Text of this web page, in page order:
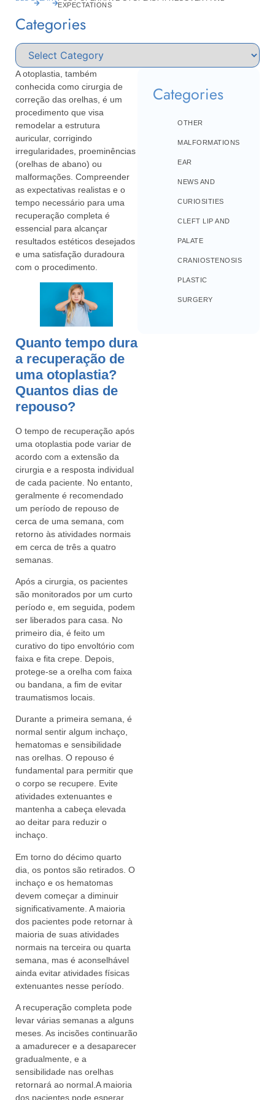
EXPECTATIONS
Categories
A otoplastia, também
conhecida como cirurgia de
correção das orelhas, é um
procedimento que visa
remodelar a estrutura
auricular, corrigindo
irregularidades, proeminências
(orelhas de abano) ou
malformações. Compreender
as expectativas realistas e o
tempo necessário para uma
recuperação completa é
essencial para alcançar
resultados estéticos desejados
e uma satisfação duradoura
com o procedimento.
Quanto tempo dura
a recuperação de
uma otoplastia?
Quantos dias de
repouso?
O tempo de recuperação após
uma otoplastia pode variar de
acordo com a extensão da
cirurgia e a resposta individual
de cada paciente. No entanto,
geralmente é recomendado
um período de repouso de
cerca de uma semana, com
retorno às atividades normais
em cerca de três a quatro
semanas.
Após a cirurgia, os pacientes
são monitorados por um curto
período e, em seguida, podem
ser liberados para casa. No
primeiro dia, é feito um
curativo do tipo envoltório com
faixa e fita crepe. Depois,
protege-se a orelha com faixa
ou bandana, a fim de evitar
traumatismos locais.
Durante a primeira semana, é
normal sentir algum inchaço,
hematomas e sensibilidade
nas orelhas. O repouso é
fundamental para permitir que
o corpo se recupere. Evite
atividades extenuantes e
mantenha a cabeça elevada
ao deitar para reduzir o
inchaço.
Em torno do décimo quarto
dia, os pontos são retirados. O
inchaço e os hematomas
devem começar a diminuir
significativamente. A maioria
dos pacientes pode retornar à
maioria de suas atividades
normais na terceira ou quarta
semana, mas é aconselhável
ainda evitar atividades físicas
extenuantes nesse período.
A recuperação completa pode
levar várias semanas a alguns
meses. As incisões continuarão
a amadurecer e a desaparecer
gradualmente, e a
sensibilidade nas orelhas
retornará ao normal.A maioria
dos pacientes pode esperar
Categories
OTHER
MALFORMATIONS
EAR
NEWS AND
CURIOSITIES
CLEFT LIP AND
PALATE
CRANIOSTENOSIS
PLASTIC
SURGERY